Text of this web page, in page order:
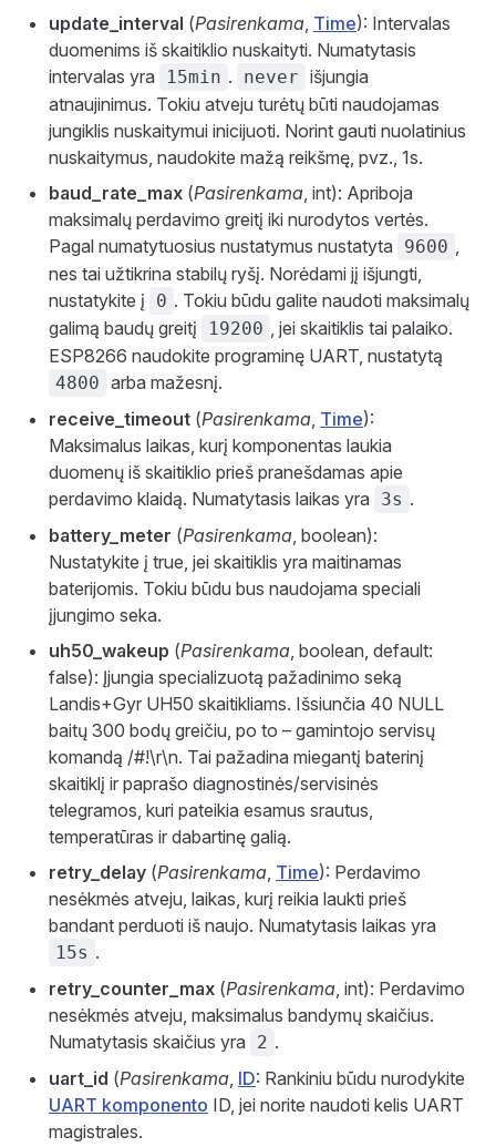
update_interval (Pasirenkama Time): Intervalas
duomenims iš skaitiklio nuskaityti. Numatytasis
intervalas yra
15min . never išjungia
atnaujinimus. Tokiu atveju turėtų būti naudojamas
jungiklis nuskaitymui inicijuoti. Norint gauti nuolatinius
nuskaitymus, naudokite mažą reikšmę, pvz., 1s.
baud_rate_max (Pasirenkama , int): Apriboja
maksimalų perdavimo greitį iki nurodytos vertės.
Pagal numatytuosius nustatymus nustatyta
9600
nes tai užtikrina stabilų ryšį. Norėdami jį išjungti,
nustatykite į
0 . Tokiu būdu galite naudoti maksimalų
galimą baudų greitį
19200
, jei skaitiklis tai palaiko.
ESP8266 naudokite programinę UART, nustatytą
4800 arba mažesnį.
receive_timeout (Pasirenkama Time):
Maksimalus laikas, kurį komponentas laukia
duomenų iš skaitiklio prieš pranešdamas apie
perdavimo klaidą. Numatytasis laikas yra
3s .
battery_meter (Pasirenkama , boolean):
Nustatykite į true, jei skaitiklis yra maitinamas
baterijomis. Tokiu būdu bus naudojama speciali
įjungimo seka.
uh50_wakeup (Pasirenkama , boolean, default:
false): Įjungia specializuotą pažadinimo seką
Landis+Gyr UH50 skaitikliams. Išsiunčia 40 NULL
baitų 300 bodų greičiu, po to – gamintojo servisų
komandą /#!\r\n. Tai pažadina miegantį baterinį
skaitiklį ir paprašo diagnostinės/servisinės
telegramos, kuri pateikia esamus srautus,
temperatūras ir dabartinę galią.
retry_delay (Pasirenkama Time): Perdavimo
nesėkmės atveju, laikas, kurį reikia laukti prieš
bandant perduoti iš naujo. Numatytasis laikas yra
15s .
retry_counter_max (Pasirenkama , int): Perdavimo
nesėkmės atveju, maksimalus bandymų skaičius.
Numatytasis skaičius yra
2 .
uart_id (Pasirenkama ID: Rankiniu būdu nurodykite
UART komponento ID, jei norite naudoti kelis UART
magistrales.